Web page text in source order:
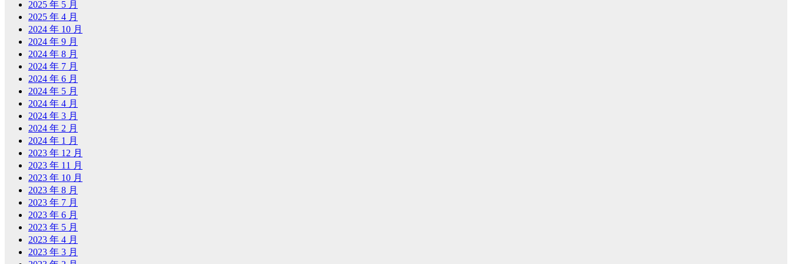
2025 年 5 月
2025 年 4 月
2024 年 10 月
2024 年 9 月
2024 年 8 月
2024 年 7 月
2024 年 6 月
2024 年 5 月
2024 年 4 月
2024 年 3 月
2024 年 2 月
2024 年 1 月
2023 年 12 月
2023 年 11 月
2023 年 10 月
2023 年 8 月
2023 年 7 月
2023 年 6 月
2023 年 5 月
2023 年 4 月
2023 年 3 月